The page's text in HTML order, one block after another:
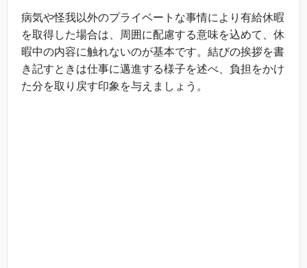
病気や怪我以外のプライベートな事情により有給休暇
を取得した場合は、周囲に配慮する意味を込めて、休
暇中の内容に触れないのが基本です。結びの挨拶を書
き記すときは仕事に邁進する様子を述べ、負担をかけ
た分を取り戻す印象を与えましょう。